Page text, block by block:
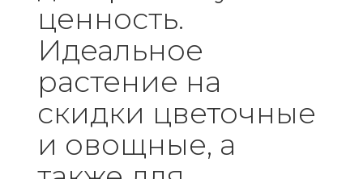
ценность.
Идеальное
растение на
скидки цветочные
и овощные, а